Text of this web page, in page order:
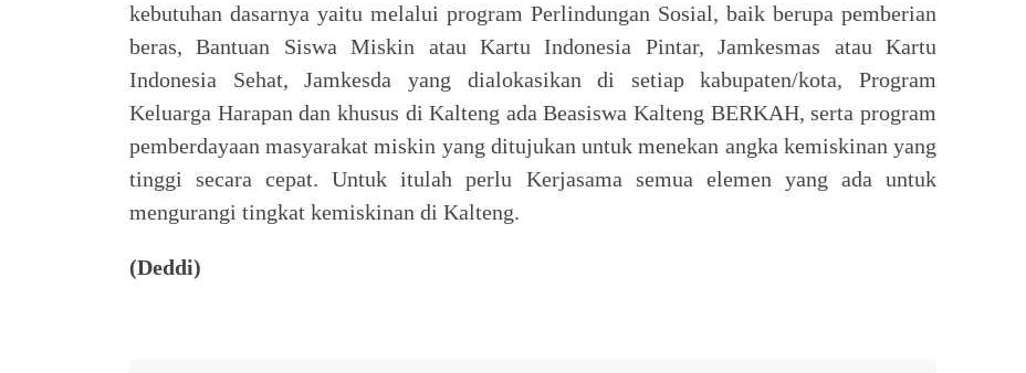
kebutuhan dasarnya yaitu melalui program Perlindungan Sosial, baik berupa pemberian
beras, Bantuan Siswa Miskin atau Kartu Indonesia Pintar, Jamkesmas atau Kartu
Indonesia Sehat, Jamkesda yang dialokasikan di setiap kabupaten/kota, Program
Keluarga Harapan dan khusus di Kalteng ada Beasiswa Kalteng BERKAH, serta program
pemberdayaan masyarakat miskin yang ditujukan untuk menekan angka kemiskinan yang
tinggi secara cepat. Untuk itulah perlu Kerjasama semua elemen yang ada untuk
mengurangi tingkat kemiskinan di Kalteng.
(Deddi)